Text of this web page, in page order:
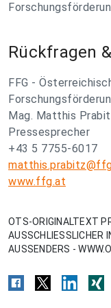
Rückfragen
FFG -
Mag. Matthis
Pressesprecher
+43 5 7755-6017
www.ffg.at
OTS-ORIGINALTEXT
AUSSCHLIESSLICHER
AUSSENDERS -